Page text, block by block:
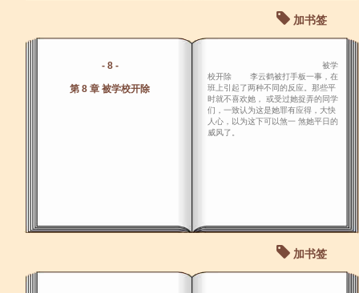
加书签
- 8 -
第 8 章 被学校开除
被学
校开除 李云鹤被打手板一事，在
班上引起了两种不同的反应。那些平
时就不喜欢她， 或受过她捉弄的同学
们，一致认为这是她罪有应得，大快
人心，以为这下可以煞一 煞她平日的
威风了。
加书签